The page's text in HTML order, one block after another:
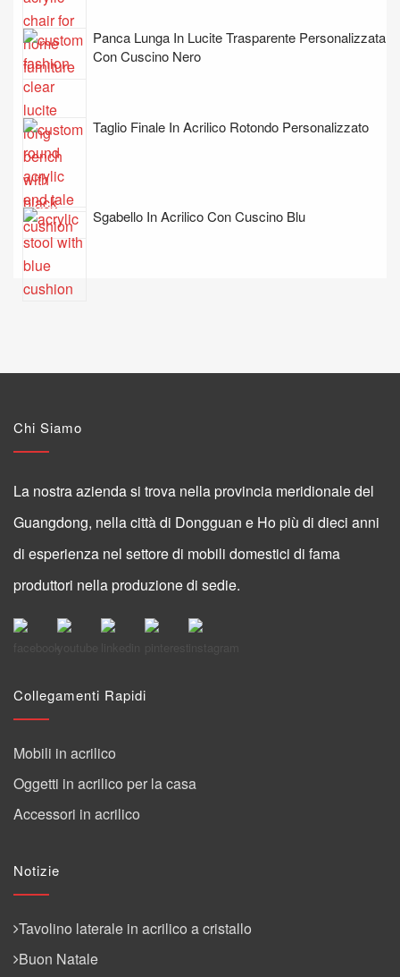
Panca Lunga In Lucite Trasparente Personalizzata
Con Cuscino Nero
Taglio Finale In Acrilico Rotondo Personalizzato
Sgabello In Acrilico Con Cuscino Blu
Chi Siamo
La nostra azienda si trova nella provincia meridionale del
Guangdong, nella città di Dongguan e Ho più di dieci anni
di esperienza nel settore di mobili domestici di fama
produttori nella produzione di sedie.
Collegamenti Rapidi
Mobili in acrilico
Oggetti in acrilico per la casa
Accessori in acrilico
Notizie
Tavolino laterale in acrilico a cristallo
Buon Natale